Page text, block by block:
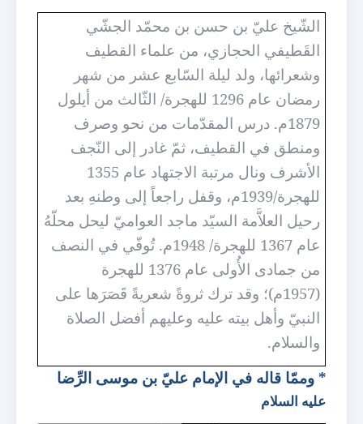
الشّيخ عليّ بن حسن بن محمّد الجشّي
القَطيفي الحجازي، من علماء القطيف
وشعرائها، ولد ليلة السّابع عشر من شهر
رمضان عام 1296 للهجرة/ الثّالث من أيلول
1879م. درس المقدّمات من نحو وصرف
ومنطق في القطيف، ثمّ غادر إلى النّجف
الأشرف ونال مرتبة الاجتهاد عام 1355
للهجرة/1939م، وقفل راجعاً إلى وطنهِ بعد
رحيل العلاَّمة السيّد ماجد العواميّ ليحل محلّهُ
عام 1367 للهجرة/ 1948م. تُوفّي في النصف
من جمادى الأُولى عام 1376 للهجرة
(1957م)؛ وقد ترك ثروةً شعريةً قَصَرَها على
النبيّ وأهل بيته عليه وعليهم أفضل الصلاة
والسلام.
* وممّا قاله في الإمام عليّ بن موسى الرِّضا
عليه السلام